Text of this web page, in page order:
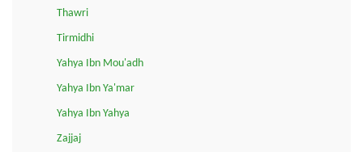
Thawri
Tirmidhi
Yahya Ibn Mou'adh
Yahya Ibn Ya'mar
Yahya Ibn Yahya
Zajjaj